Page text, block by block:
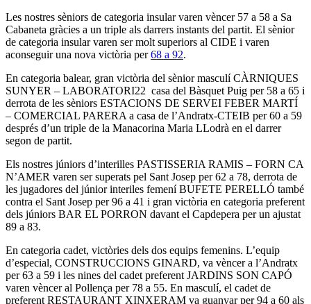
Les nostres sèniors de categoria insular varen vèncer 57 a 58 a Sa
Cabaneta gràcies a un triple als darrers instants del partit. El sènior
de categoria insular varen ser molt superiors al CIDE i varen
aconseguir una nova victòria per68 a 92.
En categoria balear, gran victòria del sènior masculí CÀRNIQUES
SUNYER – LABORATORI22 casa del Bàsquet Puig per 58 a 65 i
derrota de les sèniors ESTACIONS DE SERVEI FEBER MARTÍ
– COMERCIAL PARERA a casa de l’Andratx-CTEIB per 60 a 59
després d’un triple de la Manacorina Maria LLodrà en el darrer
segon de partit.
Els nostres júniors d’interilles PASTISSERIA RAMIS – FORN CA
N’AMER varen ser superats pel Sant Josep per 62 a 78, derrota de
les jugadores del júnior interiles femení BUFETE PERELLÓ també
contra el Sant Josep per 96 a 41 i gran victòria en categoria preferent
dels júniors BAR EL PORRON davant el Capdepera per un ajustat
89 a 83.
En categoria cadet, victòries dels dos equips femenins. L’equip
d’especial, CONSTRUCCIONS GINARD, va vèncer a l’Andratx
per 63 a 59 i les nines del cadet preferent JARDINS SON CAPÓ
varen vèncer al Pollença per 78 a 55. En masculí, el cadet de
preferent RESTAURANT XINXERAM va guanyar per 94 a 60 als